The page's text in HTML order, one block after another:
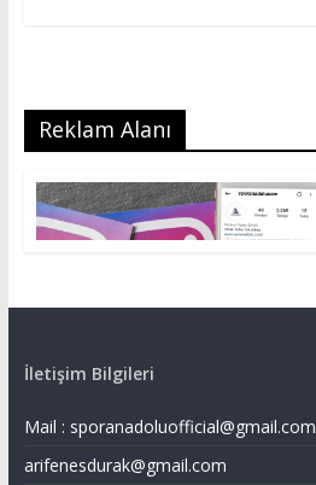
Reklam Alanı
İletişim Bilgileri
Mail : sporanadoluofficial@gmail.com
arifenesdurak@gmail.com